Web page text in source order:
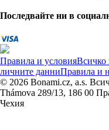
Последвайте ни в
Правила и условияВсичко
личните данниПравила и
© 2026 Bonami.cz, a.s.
Thámova 289/13, 186 00
Чехия